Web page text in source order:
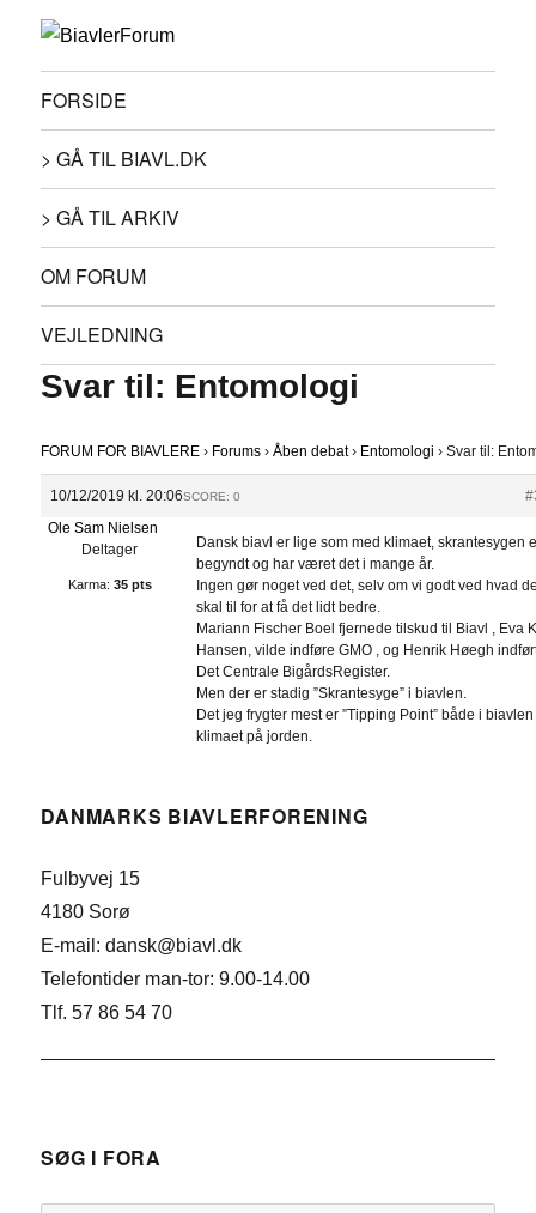
FORSIDE
> GÅ TIL BIAVL.DK
> GÅ TIL ARKIV
OM FORUM
VEJLEDNING
Svar til: Entomologi
FORUM FOR BIAVLERE › Forums › Åben debat › Entomologi › Svar til:
10/12/2019 kl. 20:06SCORE: 0
Ole Sam Nielsen
Deltager
Karma: 35 pts
Dansk biavl er lige som med klimaet, skrantesygen
begyndt og har været det i mange år.
Ingen gør noget ved det, selv om vi godt ved hvad
skal til for at få det lidt bedre.
Mariann Fischer Boel fjernede tilskud til Biavl , Eva
Hansen, vilde indføre GMO , og Henrik Høegh
Det Centrale BigårdsRegister.
Men der er stadig ”Skrantesyge” i biavlen.
Det jeg frygter mest er ”Tipping Point” både i
klimaet på jorden.
DANMARKS BIAVLERFORENING
Fulbyvej 15
4180 Sorø
E-mail: dansk@biavl.dk
Telefontider man-tor: 9.00-14.00
Tlf. 57 86 54 70
SØG I FORA